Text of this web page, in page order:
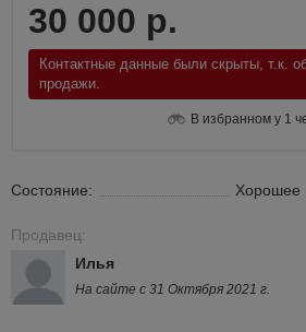
30 000 р.
Контактные данные были скрыты, т.к.
продажи.
В избранном у 1
Состояние: Хорошее
Продавец:
Илья
На сайте с 31 Октября 2021 г.